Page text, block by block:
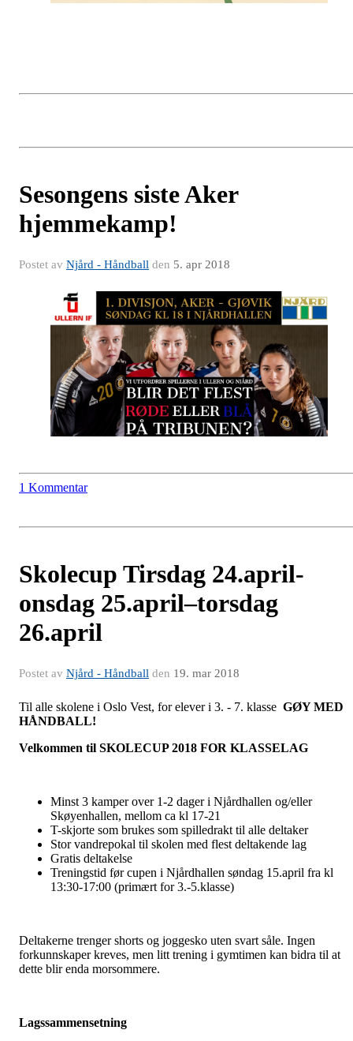
Sesongens siste Aker
hjemmekamp!
Postet av Njård - Håndball den 5. apr 2018
1 Kommentar
Skolecup Tirsdag 24.april-
onsdag 25.april–torsdag
26.april
Postet av Njård - Håndball den 19. mar 2018
Til alle skolene i Oslo Vest, for elever i 3. - 7. klasse GØY MED
HÅNDBALL!
Velkommen til SKOLECUP 2018 FOR KLASSELAG
Minst 3 kamper over 1-2 dager i Njårdhallen og/eller
Skøyenhallen, mellom ca kl 17-21
T-skjorte som brukes som spilledrakt til alle deltaker
Stor vandrepokal til skolen med flest deltakende lag
Gratis deltakelse
Treningstid før cupen i Njårdhallen søndag 15.april fra kl
13:30-17:00 (primært for 3.-5.klasse)
Deltakerne trenger shorts og joggesko uten svart såle. Ingen
forkunnskaper kreves, men litt trening i gymtimen kan bidra til at
dette blir enda morsommere.
Lagssammensetning